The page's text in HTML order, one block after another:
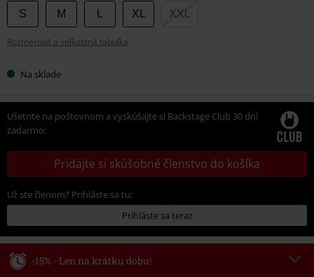
Vyberte
si
veľkosť
S M XL XXL
Rozmerová a veľkostná tabuľka
Na sklade
Ušetrite na poštovnom a vyskúšajte si Backstage Club 30 dní
zadarmo:
Pridajte si skúšobné členstvo do košíka
Už ste členom? Prihláste sa tu:
Prihláste sa teraz
-15% - Len na krátku dobu!